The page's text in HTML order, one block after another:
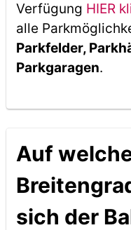
Verfügung HIER
alle
Parkfelder,
Parkgaragen.
Auf
sich der